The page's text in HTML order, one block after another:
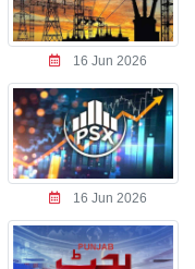
16 Jun 2026
16 Jun 2026